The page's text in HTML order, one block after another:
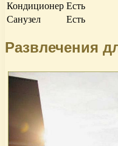
Кондиционер Есть
Санузел
Есть
Развлечения